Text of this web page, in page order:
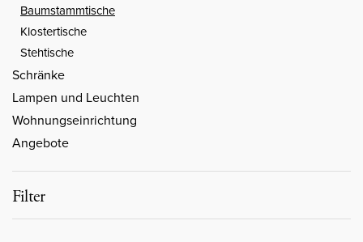
Baumstammtische
Klostertische
Stehtische
Schränke
Lampen und Leuchten
Wohnungseinrichtung
Angebote
Filter